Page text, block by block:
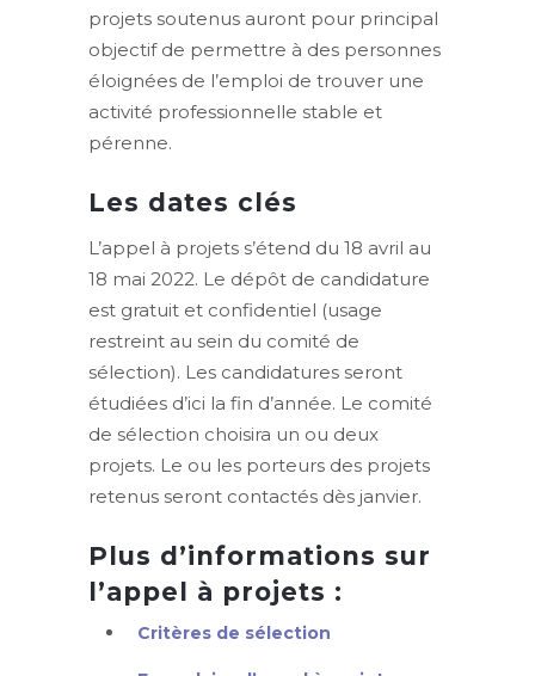
projets soutenus auront pour principal
objectif de permettre à des personnes
éloignées de l’emploi de trouver une
activité professionnelle stable et
pérenne.
Les dates clés
L’appel à projets s’étend du 18 avril au
18 mai 2022. Le dépôt de candidature
est gratuit et confidentiel (usage
restreint au sein du comité de
sélection). Les candidatures seront
étudiées d’ici la fin d’année. Le comité
de sélection choisira un ou deux
projets. Le ou les porteurs des projets
retenus seront contactés dès janvier.
Plus d’informations sur
l’appel à projets :
Critères de sélection